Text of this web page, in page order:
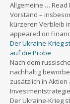
Allgemeine …
Vorstand –
kürzeren Verbleib
appeared on
Der Ukraine-Krieg
auf die Probe
Nach dem
nachhaltig
zusätzlich in
Der Ukraine-Krieg